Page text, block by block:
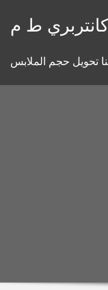
ط م
تحويل حجم الملابس